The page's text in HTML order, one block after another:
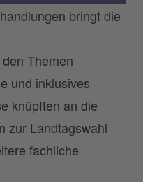
bringt die
Themen
und inklusives
knüpften an die
zur Landtagswahl
fachliche